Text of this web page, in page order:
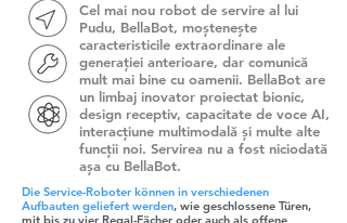
Cel mai nou robot de servire al lui
Pudu, BellaBot, moștenește
caracteristicile extraordinare ale
generației anterioare, dar comunică
mult mai bine cu oamenii. BellaBot are
un limbaj inovator proiectat bionic,
design receptiv, capacitate de voce AI,
interacțiune multimodală și multe alte
funcții noi. Servirea nu a fost niciodată
așa cu BellaBot.
Die Service-Roboter können in verschiedenen
Aufbauten geliefert werden, wie geschlossene Türen,
mit bis zu vier Regal-Fächer oder auch als offene